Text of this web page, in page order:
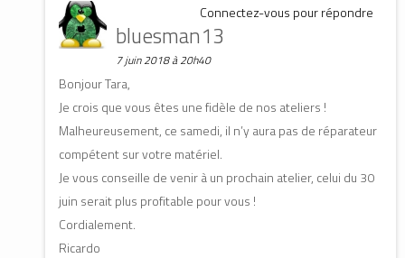
Connectez-vous pour répondre
bluesman13
7 juin 2018 à 20h40
Bonjour Tara,
Je crois que vous êtes une fidèle de nos ateliers !
Malheureusement, ce samedi, il n’y aura pas de réparateur
compétent sur votre matériel.
Je vous conseille de venir à un prochain atelier, celui du 30
juin serait plus profitable pour vous !
Cordialement.
Ricardo